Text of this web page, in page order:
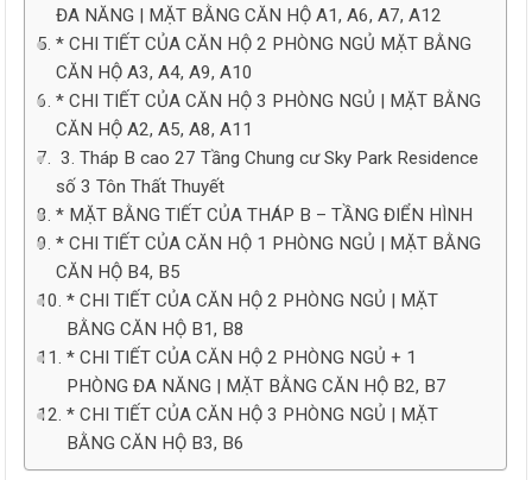
ĐA NĂNG | MẶT BẰNG CĂN HỘ A1, A6, A7, A12
* CHI TIẾT CỦA CĂN HỘ 2 PHÒNG NGỦ MẶT BẰNG
CĂN HỘ A3, A4, A9, A10
* CHI TIẾT CỦA CĂN HỘ 3 PHÒNG NGỦ | MẶT BẰNG
CĂN HỘ A2, A5, A8, A11
3. Tháp B cao 27 Tầng Chung cư Sky Park Residence
số 3 Tôn Thất Thuyết
* MẶT BẰNG TIẾT CỦA THÁP B – TẦNG ĐIỂN HÌNH
* CHI TIẾT CỦA CĂN HỘ 1 PHÒNG NGỦ | MẶT BẰNG
CĂN HỘ B4, B5
* CHI TIẾT CỦA CĂN HỘ 2 PHÒNG NGỦ | MẶT
BẰNG CĂN HỘ B1, B8
* CHI TIẾT CỦA CĂN HỘ 2 PHÒNG NGỦ + 1
PHÒNG ĐA NĂNG | MẶT BẰNG CĂN HỘ B2, B7
* CHI TIẾT CỦA CĂN HỘ 3 PHÒNG NGỦ | MẶT
BẰNG CĂN HỘ B3, B6